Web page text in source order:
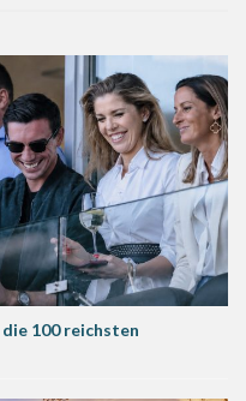
100 reichsten